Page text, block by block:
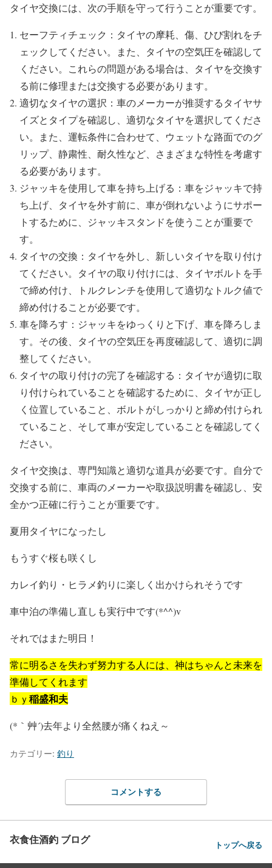
タイヤ交換には、次の手順を守って行うことが重要です。
セーフティチェック：タイヤの摩耗、傷、ひび割れをチ
ェックしてください。また、タイヤの空気圧を確認して
ください。これらの問題がある場合は、タイヤを交換す
る前に修理または交換する必要があります。
適切なタイヤの選択：車のメーカーが推奨するタイヤサ
イズとタイプを確認し、適切なタイヤを選択してくださ
い。また、運転条件に合わせて、ウェットな路面でのグ
リップ、静粛性、耐久性など、さまざまな特性を考慮す
る必要があります。
ジャッキを使用して車を持ち上げる：車をジャッキで持
ち上げ、タイヤを外す前に、車が倒れないようにサポー
トするために、ジャッキスタンドを使うことが重要で
す。
タイヤの交換：タイヤを外し、新しいタイヤを取り付け
てください。タイヤの取り付けには、タイヤボルトを手
で締め付け、トルクレンチを使用して適切なトルク値で
締め付けることが必要です。
車を降ろす：ジャッキをゆっくりと下げ、車を降ろしま
す。その後、タイヤの空気圧を再度確認して、適切に調
整してください。
タイヤの取り付けの完了を確認する：タイヤが適切に取
り付けられていることを確認するために、タイヤが正し
く位置していること、ボルトがしっかりと締め付けられ
ていること、そして車が安定していることを確認してく
ださい。
タイヤ交換は、専門知識と適切な道具が必要です。自分で
交換する前に、車両のメーカーや取扱説明書を確認し、安
全かつ正確に行うことが重要です。
夏用タイヤになったし
もうすぐ桜も咲くし
カレイ釣り・ヒラメ釣りに楽しく出かけられそうです
車中泊の準備し直しも実行中です(*^^)v
それではまた明日！
常に明るさを失わず努力する人には、神はちゃんと未来を
準備してくれます
ｂｙ稲盛和夫
(*｀艸´)去年より全然腰が痛くねえ～
カテゴリー: 釣り
コメントする
衣食住酒釣 ブログ トップへ戻る